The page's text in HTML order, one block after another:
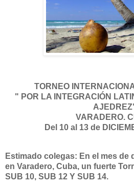
TORNEO
" POR LA INTEGRACIÓN
VARADERO.
Del 10 al 13 de
Estimado colegas: En el mes de
en Varadero, Cuba, un fuerte
SUB 10, SUB 12 Y SUB 14.